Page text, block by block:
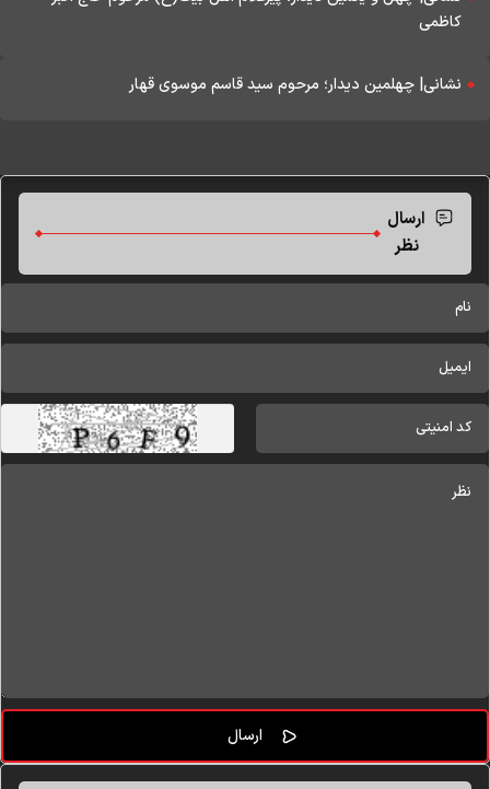
کاظمی
نشانی| چهلمین دیدار؛ مرحوم سید قاسم موسوی قهار
ارسال
نظر